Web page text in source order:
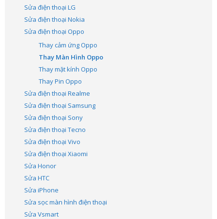
Sửa điện thoại LG
Sửa điện thoại Nokia
Sửa điện thoại Oppo
Thay cảm ứng Oppo
Thay Màn Hình Oppo
Thay mặt kính Oppo
Thay Pin Oppo
Sửa điện thoại Realme
Sửa điện thoại Samsung
Sửa điện thoại Sony
Sửa điện thoại Tecno
Sửa điện thoại Vivo
Sửa điện thoại Xiaomi
Sửa Honor
Sửa HTC
Sửa iPhone
Sửa sọc màn hình điện thoại
Sửa Vsmart